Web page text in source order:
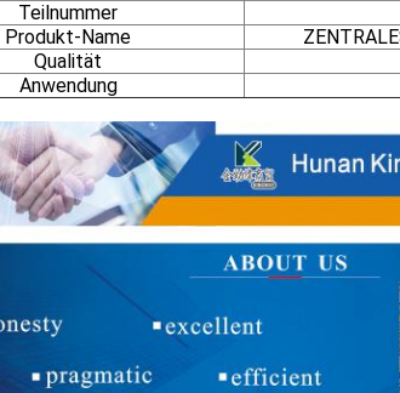
Teilnummer
Produkt-Name
Qualität
Anwendung